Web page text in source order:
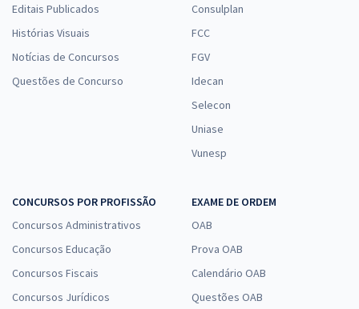
Editais Publicados
Histórias Visuais
Notícias de Concursos
Questões de Concurso
Consulplan
FCC
FGV
Idecan
Selecon
Uniase
Vunesp
CONCURSOS POR PROFISSÃO
Concursos Administrativos
Concursos Educação
Concursos Fiscais
Concursos Jurídicos
EXAME DE ORDEM
OAB
Prova OAB
Calendário OAB
Questões OAB